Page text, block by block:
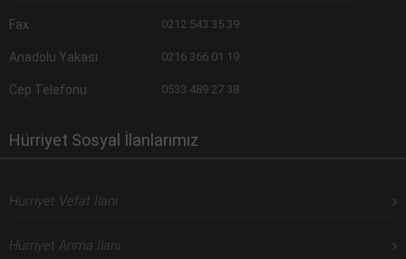
Fax : 0212 543 35 39
Anadolu Yakası : 0216 366 01 19
Cep Telefonu : 0533 489 27 38
Hürriyet Sosyal İlanlarımız
Hürriyet Vefat İlanı
Hürriyet Anma İlanı